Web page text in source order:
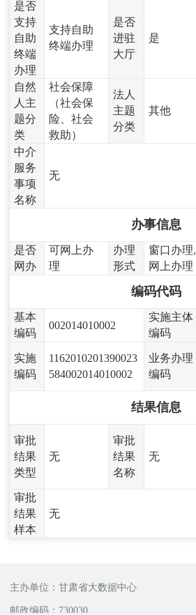
是否
支持
自助
终端
办理
支持自助
终端办理
是否
进驻
大厅
是
自然
人主
题分
类
社会保障
（社会保
险、社会
救助）
法人
主题
分类
其他
中介
服务
事项
名称
无
办事信息
是否
网办
可网上办
理
办理
形式
窗口办理,
网上办理
编码代码
基本
编码
002014010002
实施主体
编码
实施
编码
1162010201390023
584002014010002
业务办理
编码
结果信息
审批
结果
类型
无
审批
结果
名称
无
审批
结果
样本
无
主办单位：甘肃省大数据中心
邮政编码：730030